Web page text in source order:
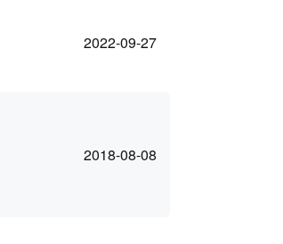
2022-09-27
2018-08-08